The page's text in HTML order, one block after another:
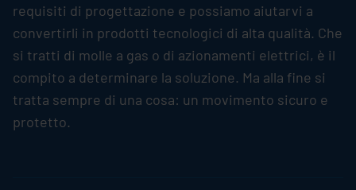
requisiti di progettazione e possiamo aiutarvi a
convertirli in prodotti tecnologici di alta qualità. Che
si tratti di molle a gas o di azionamenti elettrici, è il
compito a determinare la soluzione. Ma alla fine si
tratta sempre di una cosa: un movimento sicuro e
protetto.